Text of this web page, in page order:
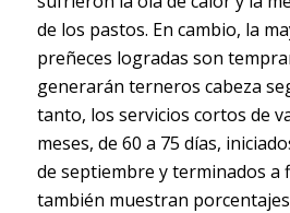
de los pastos. En cambio, la
preñeces logradas son
generarán terneros cabeza
tanto, los servicios cortos de
meses, de 60 a 75 días,
de septiembre y terminados a
también muestran